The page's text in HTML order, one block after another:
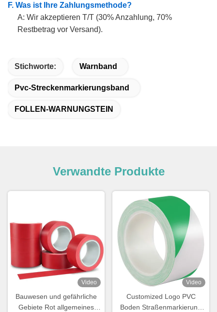
F. Was ist Ihre Zahlungsmethode?
A: Wir akzeptieren T/T (30% Anzahlung, 70%
Restbetrag vor Versand).
Stichworte: Warnband
Pvc-Streckenmarkierungsband
FOLLEN-WARNUNGSTEIN
Verwandte Produkte
Video
Bauwesen und gefährliche
Gebiete Rot allgemeines
Video
Customized Logo PVC
Boden Straßenmarkierung